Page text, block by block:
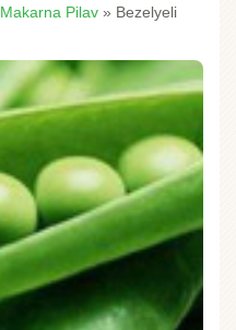
Makarna Pilav » Bezelyeli